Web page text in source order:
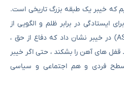
که خیبر یک طبقه بزرگ تاریخی است.
ایستادگی در برابر ظلم و الگویی از
مدیریت بحران است. امام علی (AS) در خیبر نشان داد که دفاع از حق ،
های آهن را بشکند ، حتی اگر خیبر
سطح فردی و هم اجتماعی و سیاسی